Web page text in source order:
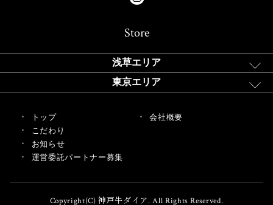
Store
浅草エリア
東京エリア
トップ
こだわり
お知らせ
運営委託パートナー募集
会社概要
Copyright(C) 神戸牛ダイア. All Rights Reserved.